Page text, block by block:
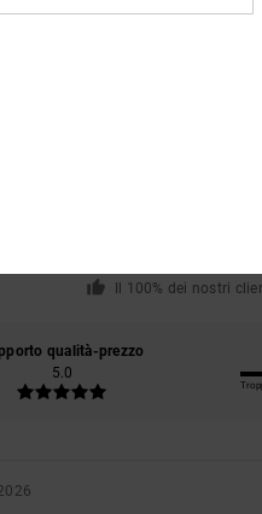
Il 100% dei nostri
qualità-prezzo
5.0